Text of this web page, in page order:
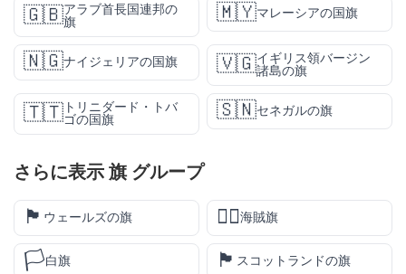
🇬🇧アラブ首長国連邦の
旗
🇲🇾マレーシアの国旗
🇳🇬ナイジェリアの国旗 🇻🇬イギリス領バージン
諸島の旗
🇹🇹 トリニダード・トバ
ゴの国旗
🇸🇳セネガルの旗
さらに表示 旗グループ
🏴󠁧󠁢󠁷󠁬󠁳󠁿 ウェールズの旗 🏴‍☠️海賊旗
🏳️白旗 🏴󠁧󠁢󠁳󠁣󠁴󠁿 スコットランドの旗